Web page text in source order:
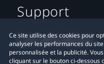
Ce site utilise des cookies pour
analyser les performances du
personnalisée et la publicité.
cliquant sur le bouton ci-dessous
Support
Localisation